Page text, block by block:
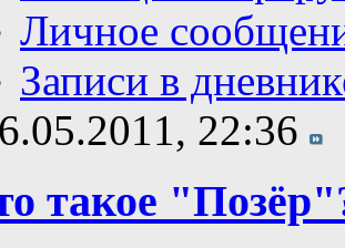
Личное
Записи в
22:36
такое